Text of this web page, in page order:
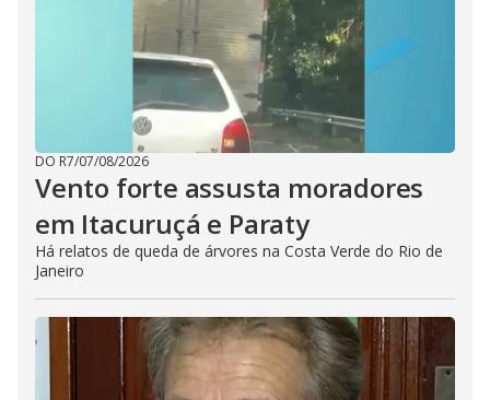
DO R7/07/08/2026
Vento forte assusta moradores
em Itacuruçá e Paraty
Há relatos de queda de árvores na Costa Verde do Rio de
Janeiro